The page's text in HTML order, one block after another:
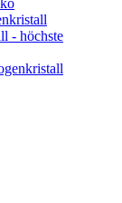
- höchste